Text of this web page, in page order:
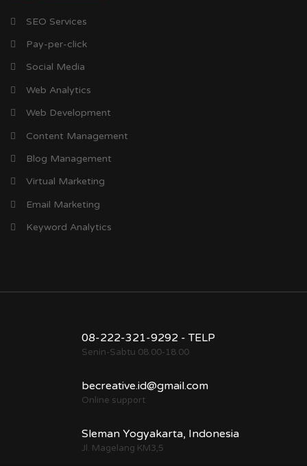
SEO Services
Pay-per-click
Social Media
Web Analytics
Web Development
Content Management
Blog Management
Virtual Marketing
Email Marketing
Keyword Analytics
08-222-321-9292 - TELP
Senin-Sabtu 08.00-18.00
becreative.id@gmail.com
Online support
Sleman Yogyakarta, Indonesia
Jl. Magelang KM3,5